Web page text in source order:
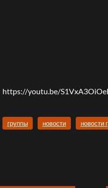
https://youtu.be/
группы новости новости